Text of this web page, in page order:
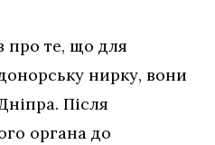
про те, що для
нирку, вони
Після
органа до